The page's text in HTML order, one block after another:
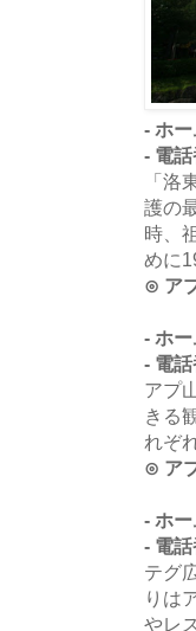
- ホ
- 電
「洛
護の
時、
めに
⊙ ア
- ホ
- 電
アプ
きる
れぞ
⊙ ア
- ホ
- 電
テグ
りは
やレ